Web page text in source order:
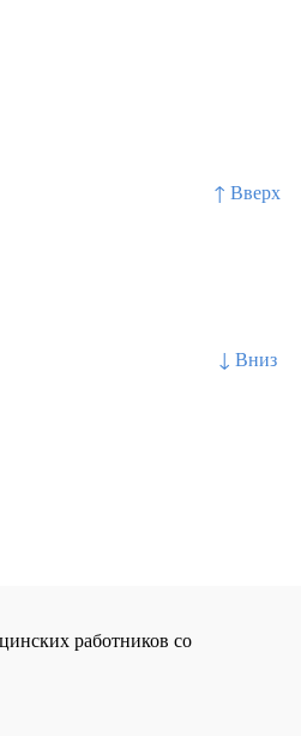
↑ Вверх
↓ Вниз
работников со